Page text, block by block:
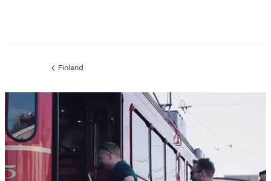
Forrige
:
Finland